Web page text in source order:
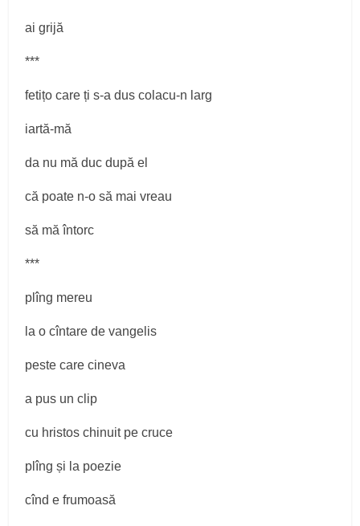
ai grijă
***
fetițo care ți s-a dus colacu-n larg
iartă-mă
da nu mă duc după el
că poate n-o să mai vreau
să mă întorc
***
plîng mereu
la o cîntare de vangelis
peste care cineva
a pus un clip
cu hristos chinuit pe cruce
plîng și la poezie
cînd e frumoasă